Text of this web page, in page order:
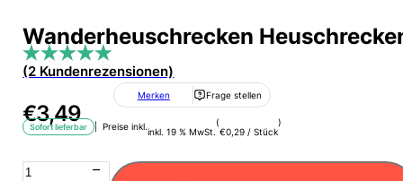
Wanderheuschrecken
(2 Kundenrezensionen)
€3,49
Merken Frage stellen
Sofort lieferbar | Preise inkl.inkl. 19 % MwSt.
(
€0,29 /Stück
)
Wanderheuschrecken